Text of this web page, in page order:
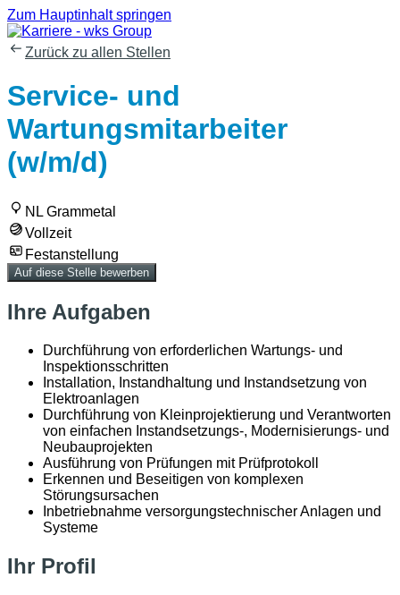
Zum Hauptinhalt springen
Zurück zu allen Stellen
Service- und
Wartungsmitarbeiter
(w/m/d)
NL Grammetal
Vollzeit
Festanstellung
Auf diese Stelle bewerben
Ihre Aufgaben
Durchführung von erforderlichen Wartungs- und
Inspektionsschritten
Installation, Instandhaltung und Instandsetzung von
Elektroanlagen
Durchführung von Kleinprojektierung und Verantworten
von einfachen Instandsetzungs-, Modernisierungs- und
Neubauprojekten
Ausführung von Prüfungen mit Prüfprotokoll
Erkennen und Beseitigen von komplexen
Störungsursachen
Inbetriebnahme versorgungstechnischer Anlagen und
Systeme
Ihr Profil